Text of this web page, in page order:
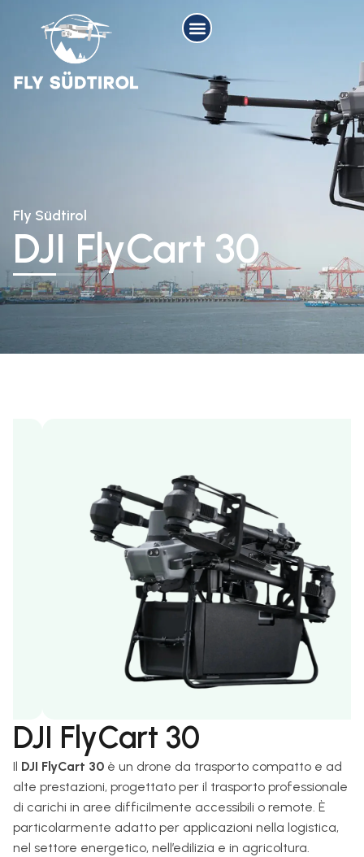
Fly Südtirol
DJI FlyCart 30
DJI FlyCart 30
Il DJI FlyCart 30 è un drone da trasporto compatto e ad
alte prestazioni, progettato per il trasporto professionale
di carichi in aree difficilmente accessibili o remote. È
particolarmente adatto per applicazioni nella logistica,
nel settore energetico, nell’edilizia e in agricoltura.